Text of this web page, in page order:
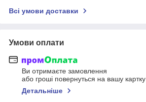
Всі умови доставки
Умови оплати
Ви отримаєте замовлення
або гроші повернуться на вашу картку
Детальніше